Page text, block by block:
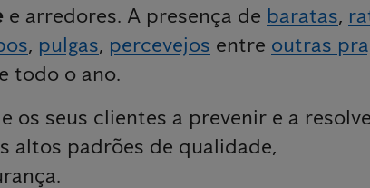
e arredores. A presença de baratas,
, pulgas, percevejos entre outras
todo o ano.
os seus clientes a prevenir e a
altos padrões de qualidade,